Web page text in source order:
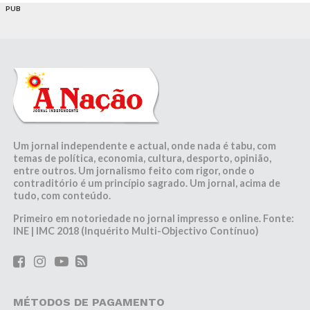
PUB
Um jornal independente e actual, onde nada é tabu, com
temas de política, economia, cultura, desporto, opinião,
entre outros. Um jornalismo feito com rigor, onde o
contraditório é um princípio sagrado. Um jornal, acima de
tudo, com conteúdo.
Primeiro em notoriedade no jornal impresso e online. Fonte:
INE | IMC 2018 (Inquérito Multi-Objectivo Contínuo)
MÉTODOS DE PAGAMENTO